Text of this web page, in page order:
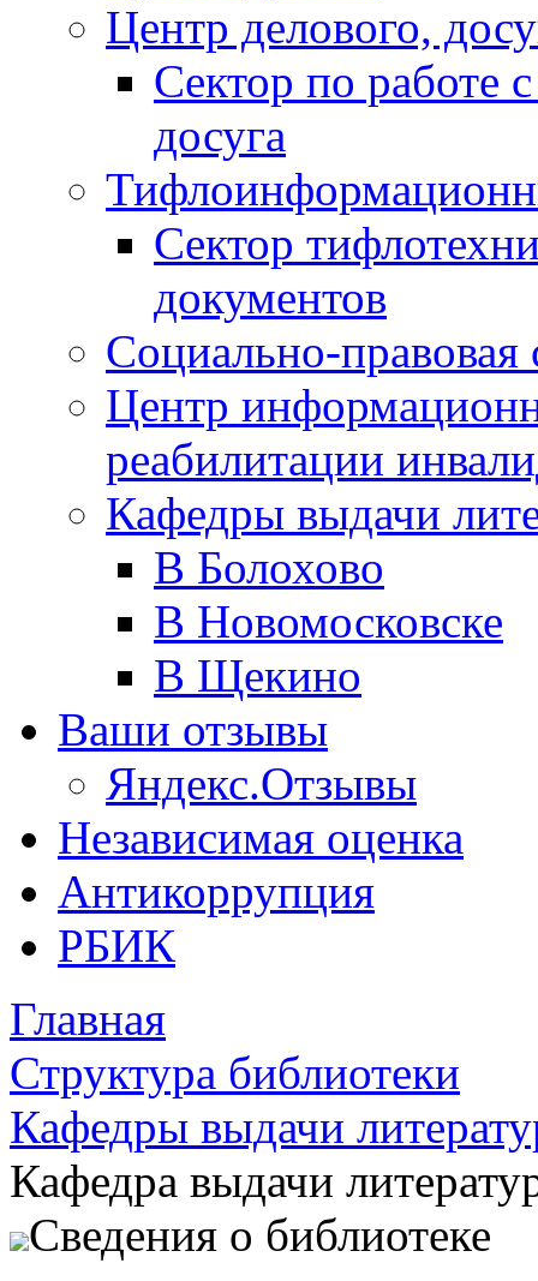
Центр делового,
Сектор по работе
досуга
Сектор
документов
Социально-правовая
Центр
реабилитации
Кафедры выдачи
В Болохово
В Новомосковске
В Щекино
Ваши отзывы
Яндекс.Отзывы
Независимая оценка
Антикоррупция
РБИК
Главная
Структура библиотеки
Кафедры выдачи
Кафедра выдачи
Сведения о библиотеке